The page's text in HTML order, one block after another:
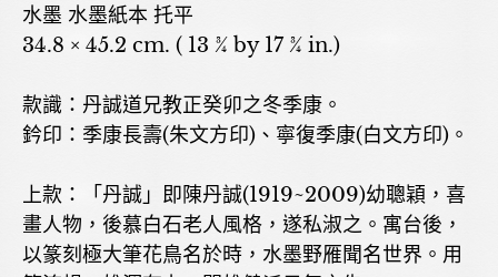
水墨 水墨紙本 托平
34.8 × 45.2 cm. ( 13 ¾ by 17 ¾ in.)
款識：丹誠道兄教正癸卯之冬季康。
鈐印：季康長壽(朱文方印)、寧復季康(白文方印)。
上款：「丹誠」即陳丹誠(1919~2009)幼聰穎，喜
畫人物，後慕白石老人風格，遂私淑之。寓台後，
以篆刻極大筆花鳥名於時，水墨野雁聞名世界。用